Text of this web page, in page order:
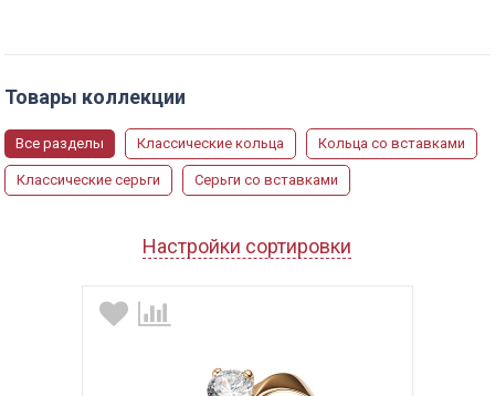
Товары коллекции
Все разделы Классические кольца Кольца со вставками
Классические серьги Серьги со вставками
Настройки сортировки